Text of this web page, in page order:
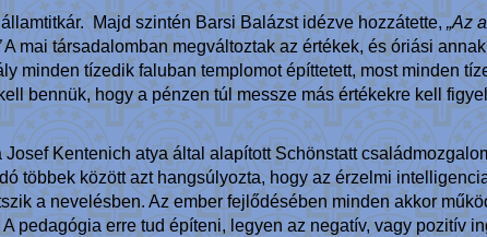
Majd szintén Barsi Balázst idézve hozzátette,„Az
A mai társadalomban megváltoztak az értékek, és óriási
minden tízedik faluban templomot építtetett, most minden
bennük, hogy a pénzen túl messze más értékekre kell
Kentenich atya által alapított Schönstatt
többek között azt hangsúlyozta, hogy az érzelmi
a nevelésben. Az ember fejlődésében minden akkor
pedagógia erre tud építeni, legyen az negatív, vagy pozitív